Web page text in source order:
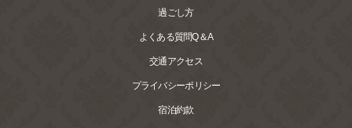
過ごし方
よくある質問Q＆A
交通アクセス
プライバシーポリシー
宿泊約款